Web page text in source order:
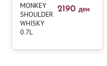
MONKEY
SHOULDER
WHISKY
0.7L
2190 ден